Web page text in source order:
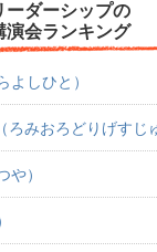
ーダーシップの
演会ランキング
よしひと）
みおろどりげすじ
や）